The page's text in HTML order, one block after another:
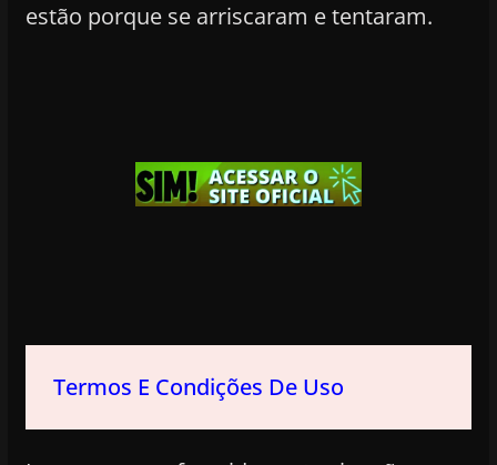
estão porque se arriscaram e tentaram.
Termos E Condições De Uso